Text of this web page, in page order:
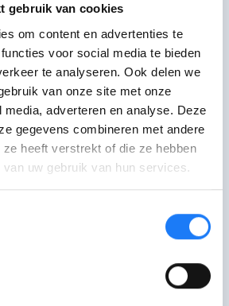
gebruik van cookies
om content en advertenties te
voor social media te bieden
te analyseren. Ook delen we
van onze site met onze
adverteren en analyse. Deze
gegevens combineren met andere
ze heeft verstrekt of die ze hebben
uw gebruik van hun services.
om in een
te
in kleine groepen
. Ze verblijven
kamer, maareten en
over